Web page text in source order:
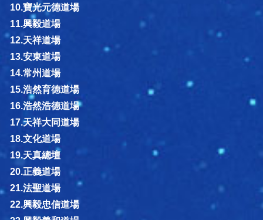
10.寶光元德道場
11.興毅道場
12.天祥道場
13.安東道場
14.常州道場
15.浩然育德道場
16.浩然浩德道場
17.天祥大同道場
18.文化道場
19.天真總壇
20.正義道場
21.法聖道場
22.興毅忠信道場